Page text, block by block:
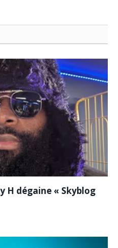
H dégaine « Skyblog